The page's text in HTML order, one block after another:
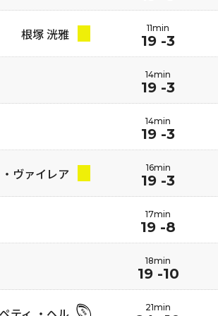
根塚 洸雅 11min
19 -3
14min
19 -3
14min
19 -3
ヴァイレア 16min
19 -3
17min
19 -8
18min
19 -10
21min